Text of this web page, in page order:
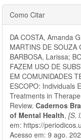
Detalhes
do
artigo
Como Citar
DA COSTA, Amanda
MARTINS DE SOUZA
BARBOSA, Larissa;
FAZEM USO DE
EM COMUNIDADES
ESCOPO: Individuals
Treatments in
Review.Cadernos
of Mental Health,[S.
em: https://
Acesso em: 9 ago.